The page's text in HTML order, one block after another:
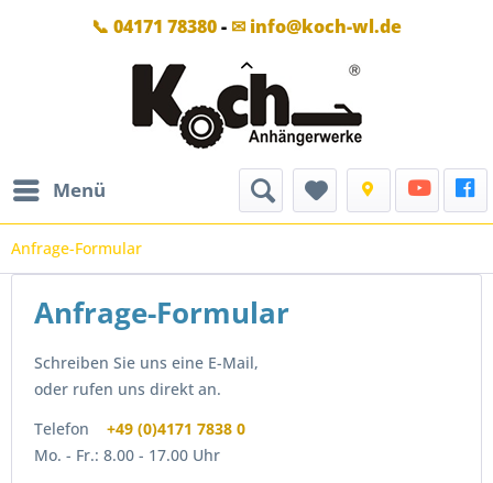
📞 04171 78380- ✉ info@koch-wl.de
Menü
Anfrage-Formular
Anfrage-Formular
Schreiben Sie uns eine E-Mail,
oder rufen uns direkt an.
Telefon +49 (0)4171 7838 0
Mo. - Fr.: 8.00 - 17.00 Uhr